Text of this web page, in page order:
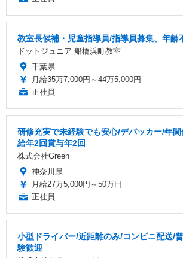
教室長候補・児童指導員/指導員募集、年齢
ドットジュニア 船橋浜町教室
千葉県
月給35万7,000円～44万5,000円
正社員
研修充実で未経験でも安心/デバッカー/年
給年2回賞与年2回
株式会社Green
神奈川県
月給27万5,000円～50万円
正社員
小型ドライバー/近距離のみ/コンビニ配送/
験歓迎